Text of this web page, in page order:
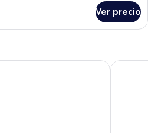
Ver precio
Hotel-